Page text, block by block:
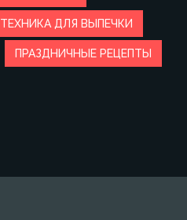
ТЕХНИКА ДЛЯ ВЫПЕЧКИ
ПРАЗДНИЧНЫЕ РЕЦЕПТЫ